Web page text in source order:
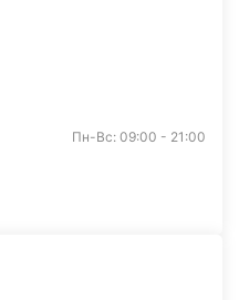
Пн-Вс: 09:00 - 21:00